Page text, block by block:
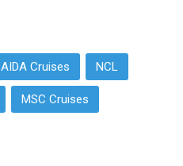
AIDA Cruises NCL
MSC Cruises